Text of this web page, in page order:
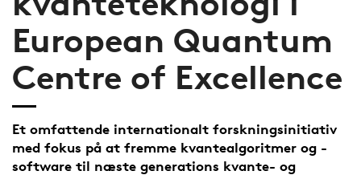
European Quantum
Centre of Excellence
Et omfattende internationalt forskningsinitiativ
med fokus på at fremme kvantealgoritmer og -
software til næste generations kvante- og